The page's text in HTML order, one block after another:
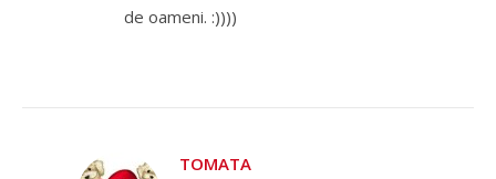
de oameni. :))))
TOMATA